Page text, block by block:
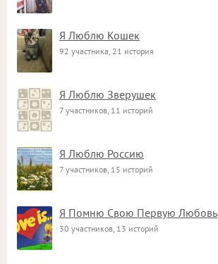
Я Люблю Кошек
92 участника, 21 история
Я Люблю Зверушек
7 участников, 11 историй
Я Люблю Россию
7 участников, 15 историй
Я Помню Свою Первую Любовь
30 участников, 13 историй